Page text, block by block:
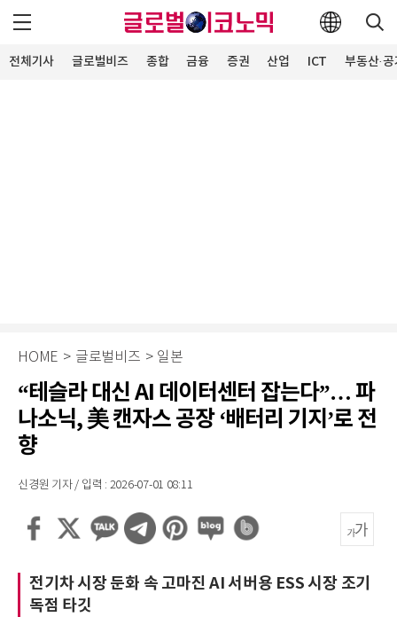
전체기사 글로벌비즈 종합 금융 증권 산업 ICT 부동산·
HOME > 글로벌비즈 > 일본
“테슬라 대신 AI 데이터센터 잡는다”… 파
나소닉, 美 캔자스 공장 ‘배터리 기지’로 전
향
신경원 기자 / 입력 : 2026-07-01 08:11
전기차 시장 둔화 속 고마진 AI 서버용 ESS 시장 조기
독점 타깃